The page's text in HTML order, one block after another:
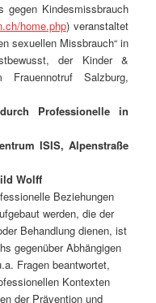
gegen Kindesmissbrauch
home.php) veranstaltet
sexuellen Missbrauch“ in
der Kinder &
Frauennotruf Salzburg,
Professionelle in
ISIS, Alpenstraße
Wolff
Beziehungen
werden, die der
Behandlung dienen, ist
gegenüber Abhängigen
Fragen beantwortet,
Kontexten
der Prävention und